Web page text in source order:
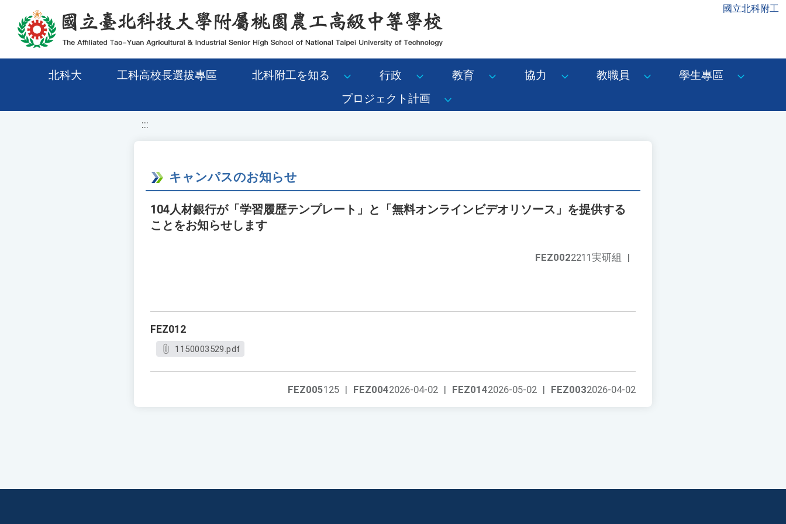
移至網頁之主要內容區位置 國立北科附工
北科大 工科高校長選拔專區 北科附工を知る 行政 教育 協力 教職員
學生專區
プロジェクト計画
:::
キャンパスのお知らせ
104人材銀行が「学習履歴テンプレート」と「無料オンラインビデオリソース」を提供する
ことをお知らせします
FEZ0022211実研組 |
FEZ012
1150003529.pdf
FEZ0032026-04-02
FEZ0142026-05-02 |
FEZ0042026-04-02 |
FEZ005125 |